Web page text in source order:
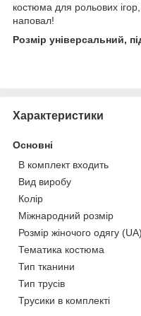
костюма для рольових
наповал!
Розмір універсальний,
Характеристики
Основні
В комплект входить
Вид виробу
Колір
Міжнародний розмір
Розмір жіночого одягу (UA)
Тематика костюма
Тип тканини
Тип трусів
Трусики в комплекті